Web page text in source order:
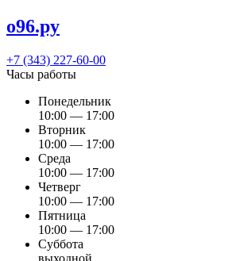
о96.ру
+7 (343) 227-60-00
Часы работы
Понедельник
10:00 — 17:00
Вторник
10:00 — 17:00
Среда
10:00 — 17:00
Четверг
10:00 — 17:00
Пятница
10:00 — 17:00
Суббота
выходной